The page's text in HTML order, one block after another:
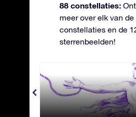
88 constellaties:
meer over elk van de
constellaties en de
sterrenbeelden!
Andromeda - Geketende